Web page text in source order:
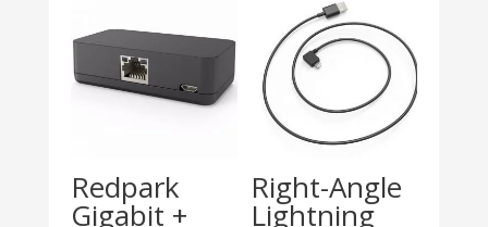
Redpark
Gigabit +
Right-Angle
Lightning